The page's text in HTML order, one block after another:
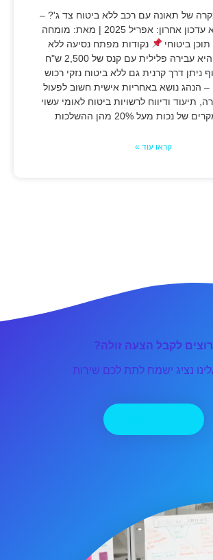
של תאונה עם רכב ללא ביטוח צד ג'? –
המדריך המלא עדכון אחרון: אפריל 2025 | מאת: מומחה
ביטוחי
נקודות מפתח נסיעה ללא
ביטוח חובה היא עבירה פלילית עם קנס של 2,500 ש"ח
ניתן דרך קרנית גם ללא ביטוח נזקי רכוש
– הנהג נושא באחריות אישית חשוב לפעול
תיעוד ודיווח לרשויות ביטוח לאומי עשוי
נכות מעל 20% מהן ההשלכות
קראו עוד »
רוצים לקבל הצעה זולה?
נציג ישמח לתת לכם שירות